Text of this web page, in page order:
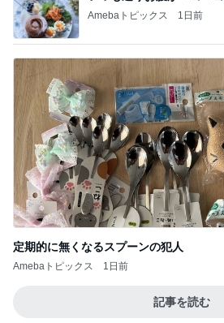
定期的に無くなるスプーンの犯人
Amebaトピックス 1日前
記事を読む
Amebaトピックス 1日前